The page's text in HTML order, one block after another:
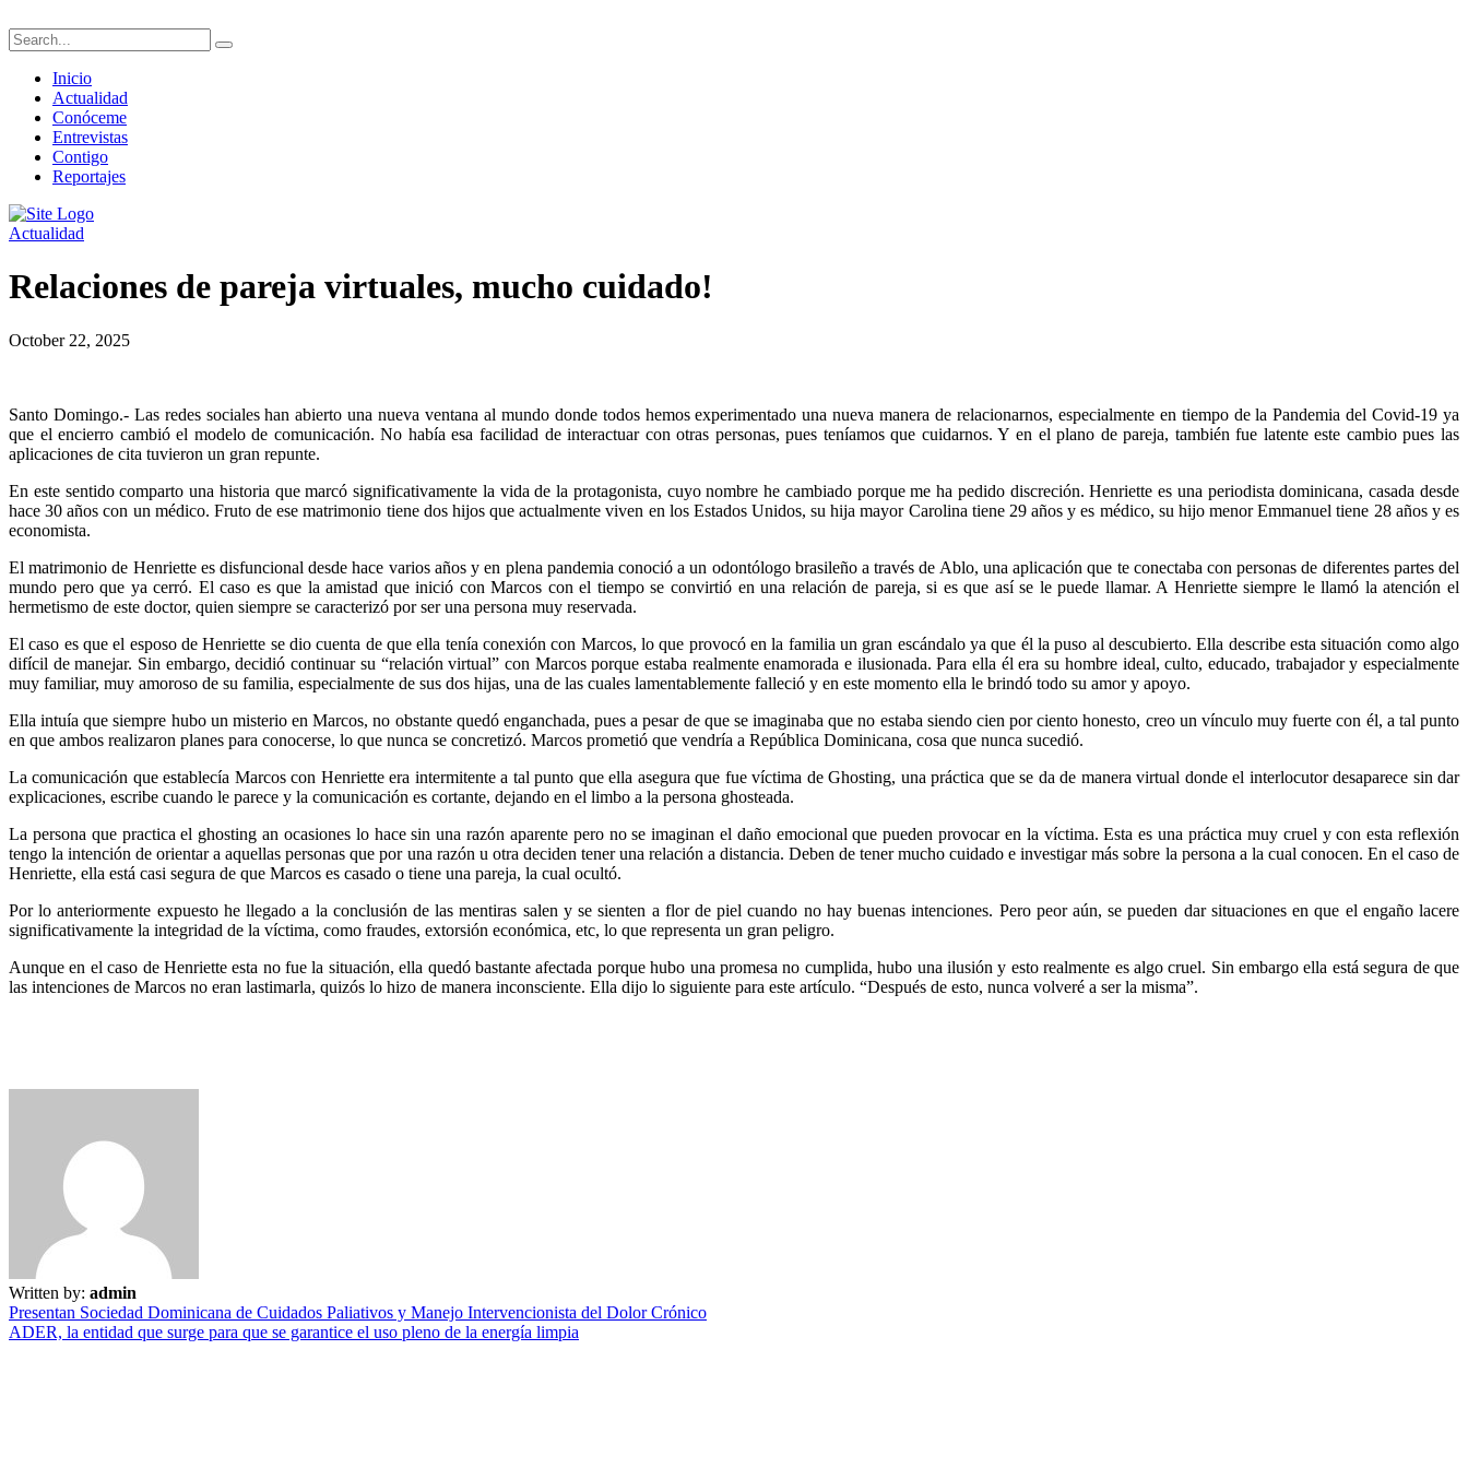
Inicio
Actualidad
Conóceme
Entrevistas
Contigo
Reportajes
Actualidad
Relaciones de pareja virtuales, mucho cuidado!
October 22, 2025
Santo Domingo.- Las redes sociales han abierto una nueva ventana al mundo donde todos hemos experimentado una nueva manera de relacionarnos, especialmente en tiempo de la Pandemia del Covid-19 ya
que el encierro cambió el modelo de comunicación. No había esa facilidad de interactuar con otras personas, pues teníamos que cuidarnos. Y en el plano de pareja, también fue latente este cambio pues las
aplicaciones de cita tuvieron un gran repunte.
En este sentido comparto una historia que marcó significativamente la vida de la protagonista, cuyo nombre he cambiado porque me ha pedido discreción. Henriette es una periodista dominicana, casada desde
hace 30 años con un médico. Fruto de ese matrimonio tiene dos hijos que actualmente viven en los Estados Unidos, su hija mayor Carolina tiene 29 años y es médico, su hijo menor Emmanuel tiene 28 años y es
economista.
El matrimonio de Henriette es disfuncional desde hace varios años y en plena pandemia conoció a un odontólogo brasileño a través de Ablo, una aplicación que te conectaba con personas de diferentes partes del
mundo pero que ya cerró. El caso es que la amistad que inició con Marcos con el tiempo se convirtió en una relación de pareja, si es que así se le puede llamar. A Henriette siempre le llamó la atención el
hermetismo de este doctor, quien siempre se caracterizó por ser una persona muy reservada.
El caso es que el esposo de Henriette se dio cuenta de que ella tenía conexión con Marcos, lo que provocó en la familia un gran escándalo ya que él la puso al descubierto. Ella describe esta situación como algo
difícil de manejar. Sin embargo, decidió continuar su “relación virtual” con Marcos porque estaba realmente enamorada e ilusionada. Para ella él era su hombre ideal, culto, educado, trabajador y especialmente
muy familiar, muy amoroso de su familia, especialmente de sus dos hijas, una de las cuales lamentablemente falleció y en este momento ella le brindó todo su amor y apoyo.
Ella intuía que siempre hubo un misterio en Marcos, no obstante quedó enganchada, pues a pesar de que se imaginaba que no estaba siendo cien por ciento honesto, creo un vínculo muy fuerte con él, a tal punto
en que ambos realizaron planes para conocerse, lo que nunca se concretizó. Marcos prometió que vendría a República Dominicana, cosa que nunca sucedió.
La comunicación que establecía Marcos con Henriette era intermitente a tal punto que ella asegura que fue víctima de Ghosting, una práctica que se da de manera virtual donde el interlocutor desaparece sin dar
explicaciones, escribe cuando le parece y la comunicación es cortante, dejando en el limbo a la persona ghosteada.
La persona que practica el ghosting an ocasiones lo hace sin una razón aparente pero no se imaginan el daño emocional que pueden provocar en la víctima. Esta es una práctica muy cruel y con esta reflexión
tengo la intención de orientar a aquellas personas que por una razón u otra deciden tener una relación a distancia. Deben de tener mucho cuidado e investigar más sobre la persona a la cual conocen. En el caso de
Henriette, ella está casi segura de que Marcos es casado o tiene una pareja, la cual ocultó.
Por lo anteriormente expuesto he llegado a la conclusión de las mentiras salen y se sienten a flor de piel cuando no hay buenas intenciones. Pero peor aún, se pueden dar situaciones en que el engaño lacere
significativamente la integridad de la víctima, como fraudes, extorsión económica, etc, lo que representa un gran peligro.
Aunque en el caso de Henriette esta no fue la situación, ella quedó bastante afectada porque hubo una promesa no cumplida, hubo una ilusión y esto realmente es algo cruel. Sin embargo ella está segura de que
las intenciones de Marcos no eran lastimarla, quizós lo hizo de manera inconsciente. Ella dijo lo siguiente para este artículo. “Después de esto, nunca volveré a ser la misma”.
Written by: admin
Presentan Sociedad Dominicana de Cuidados Paliativos y Manejo Intervencionista del Dolor Crónico
ADER, la entidad que surge para que se garantice el uso pleno de la energía limpia